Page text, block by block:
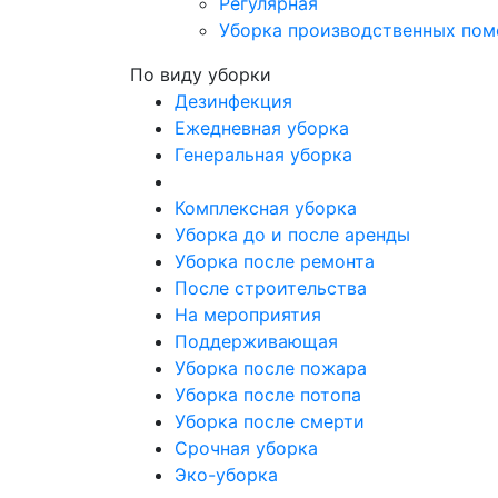
Уборка производственных
По виду уборки
Дезинфекция
Ежедневная уборка
Генеральная уборка
Комплексная уборка
Уборка до и после аренды
Уборка после ремонта
После строительства
На мероприятия
Поддерживающая
Уборка после пожара
Уборка после потопа
Уборка после смерти
Срочная уборка
Эко-уборка